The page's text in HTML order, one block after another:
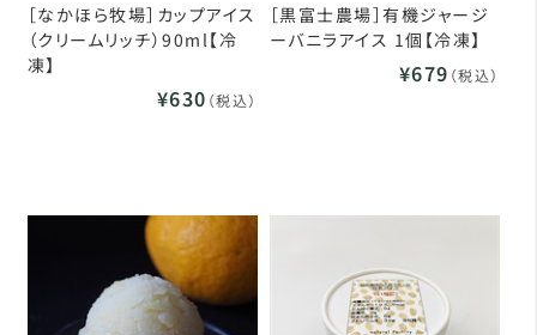
［なかほら牧場］カップアイス
（クリームリッチ）90ml【冷
凍】
¥630 （税込）
［黒富士農場］有機ジャージ
ーバニラアイス 1個【冷凍】
¥679 （税込）